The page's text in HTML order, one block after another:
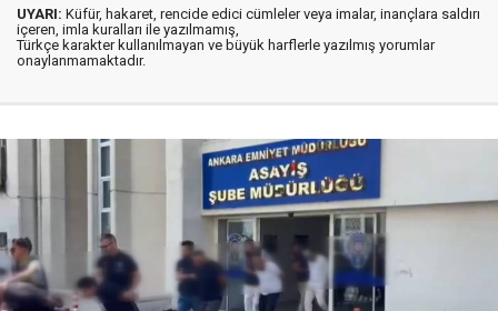
UYARI: Küfür, hakaret, rencide edici cümleler veya imalar, inançlara saldırı
içeren, imla kuralları ile yazılmamış,
Türkçe karakter kullanılmayan ve büyük harflerle yazılmış yorumlar
onaylanmamaktadır.